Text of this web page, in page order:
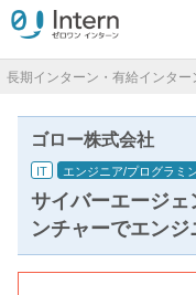
長期インターン・有給インタ
ゴロー株式会社
IT エンジニア/プログラミ
サイバーエージ
ンチャーでエンジ